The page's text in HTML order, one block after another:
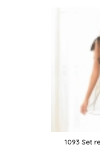
1093 Set